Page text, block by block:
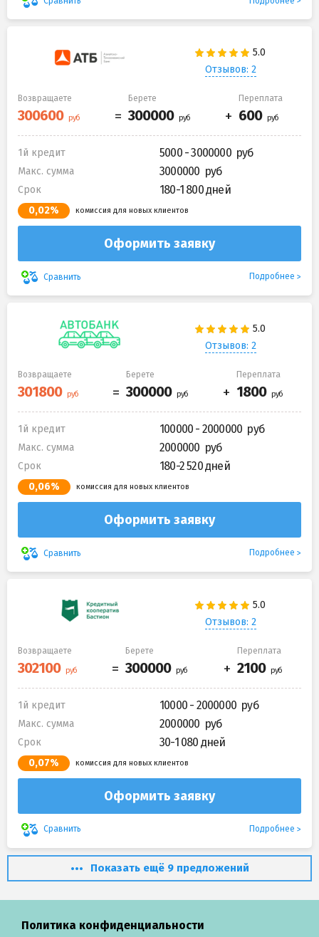
Отзывов: 2
Возвращаете Берете Переплата
1й кредит 5000 - 3000000
Макс. сумма 3000000
Срок 180-1 800 дней
0,02% комиссия для новых клиентов
Оформить заявку
Сравнить Подробнее
Отзывов: 2
Возвращаете Берете Переплата
1й кредит 100000 - 2000000
Макс. сумма 2000000
Срок 180-2 520 дней
0,06% комиссия для новых клиентов
Оформить заявку
Сравнить Подробнее
Отзывов: 2
Возвращаете Берете Переплата
1й кредит 10000 - 2000000
Макс. сумма 2000000
Срок 30-1 080 дней
0,07% комиссия для новых клиентов
Оформить заявку
Сравнить Подробнее
Показать ещё 9 предложений
Политика конфиденциальности